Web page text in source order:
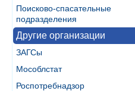
Поисково-спасательные
подразделения
Другие организации
ЗАГСы
Мособлстат
Роспотребнадзор